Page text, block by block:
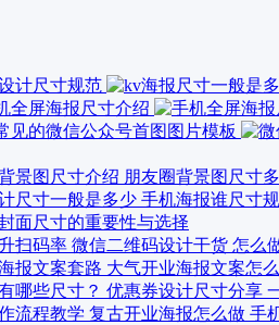
朋友圈背景图尺寸
手机海报谁尺寸
面尺寸的重要性与选择
微信二维码设计干货 怎么
大气开业海报文案怎
优惠券设计尺寸分享
复古开业海报怎么做 手